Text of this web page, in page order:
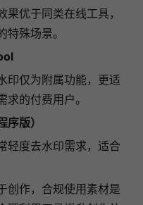
优于同类在线工具，
殊场景。
印仅为附属功能，更适
的付费用户。
版）
轻度去水印需求，适合
创作，合规使用素材是